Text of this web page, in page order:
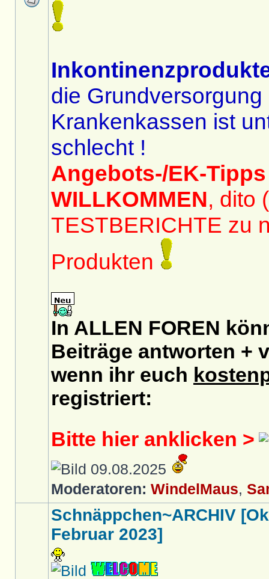
die Grundversorgung
Krankenkassen ist
schlecht !
Angebots-/EK-Tipps
WILLKOMMEN, dito
TESTBERICHTE zu
Produkten
In ALLEN FOREN
Beiträge antworten +
wenn ihr euch
registriert:
Bitte hier anklicken >
09.08.2025
Moderatoren: WindelMaus,
Schnäppchen~ARCHIV
Februar 2023]